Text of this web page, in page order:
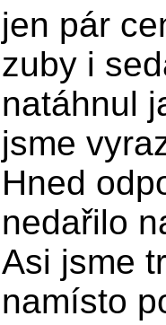
jen pár
zuby i
natáhnul
jsme
Hned
nedařilo
Asi jsme
namísto